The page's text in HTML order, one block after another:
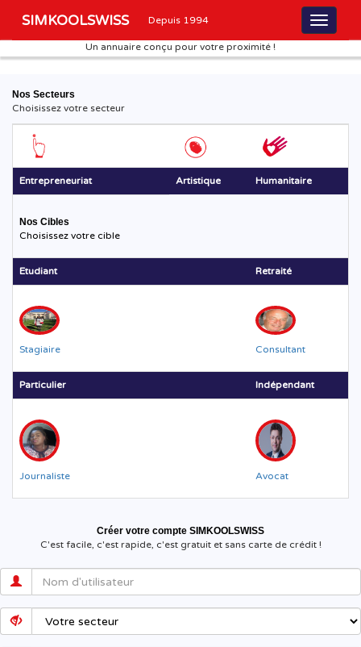
SIMKOOLSWISS Depuis 1994
Un annuaire conçu pour votre proximité !
Nos Secteurs
Choisissez votre secteur
Entrepreneuriat Artistique Humanitaire
Nos Cibles
Choisissez votre cible
Etudiant Retraité
Stagiaire Consultant
Particulier Indépendant
Journaliste Avocat
Créer votre compte SIMKOOLSWISS
C'est facile, c'est rapide, c'est gratuit et sans carte de crédit !